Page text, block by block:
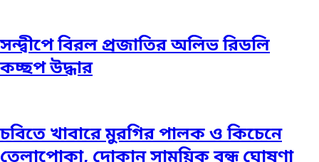
সন্দ্বীপে বিরল প্রজাতির অলিভ রিডলি
কচ্ছপ উদ্ধার
চবিতে খাবারে মুরগির পালক ও কিচেনে